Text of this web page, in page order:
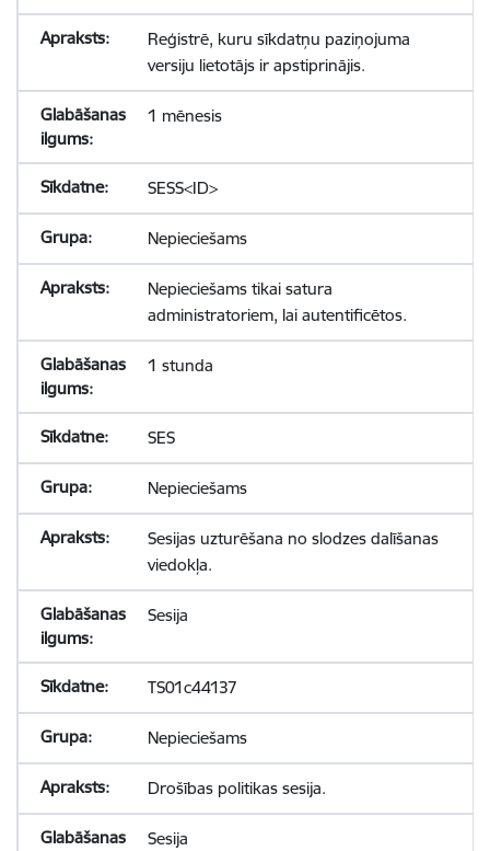
Reģistrē, kuru sīkdatņu paziņojuma
versiju lietotājs ir apstiprinājis.
1 mēnesis
SESS<ID>
Nepieciešams
Nepieciešams tikai satura
administratoriem, lai autentificētos.
1 stunda
SES
Nepieciešams
Sesijas uzturēšana no slodzes dalīšanas
viedokļa.
Sesija
TS01c44137
Nepieciešams
Drošības politikas sesija.
Sesija